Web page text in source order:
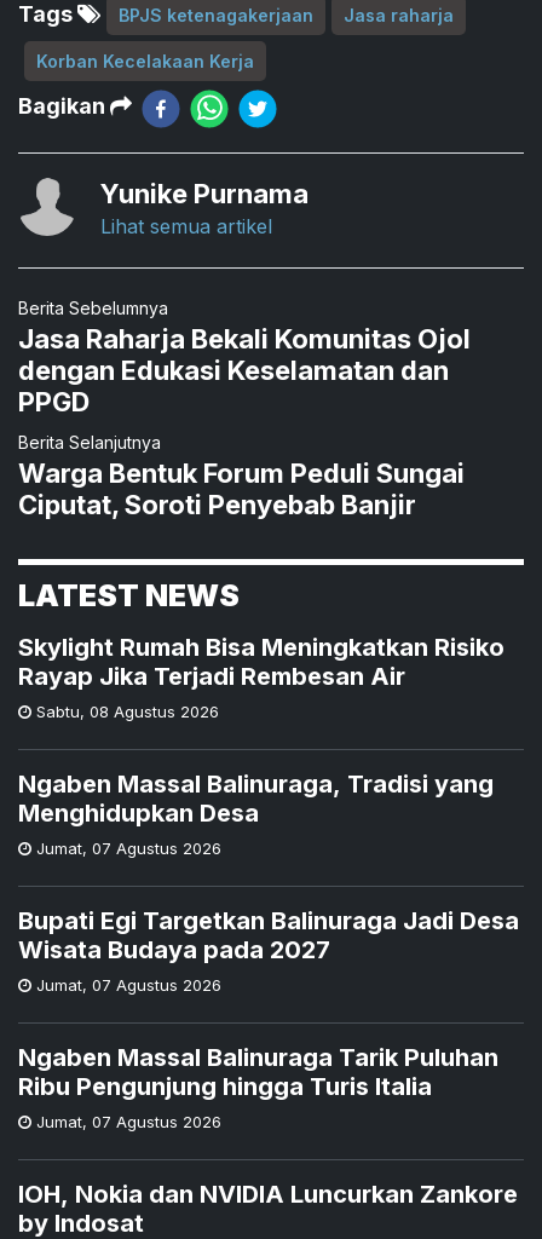
Tags BPJS ketenagakerjaan Jasa raharja
Korban Kecelakaan Kerja
Bagikan
Yunike Purnama
Lihat semua artikel
Berita Sebelumnya
Jasa Raharja Bekali Komunitas Ojol
dengan Edukasi Keselamatan dan
PPGD
Berita Selanjutnya
Warga Bentuk Forum Peduli Sungai
Ciputat, Soroti Penyebab Banjir
LATEST NEWS
Skylight Rumah Bisa Meningkatkan Risiko
Rayap Jika Terjadi Rembesan Air
Sabtu, 08 Agustus 2026
Ngaben Massal Balinuraga, Tradisi yang
Menghidupkan Desa
Jumat, 07 Agustus 2026
Bupati Egi Targetkan Balinuraga Jadi Desa
Wisata Budaya pada 2027
Jumat, 07 Agustus 2026
Ngaben Massal Balinuraga Tarik Puluhan
Ribu Pengunjung hingga Turis Italia
Jumat, 07 Agustus 2026
IOH, Nokia dan NVIDIA Luncurkan Zankore
by Indosat